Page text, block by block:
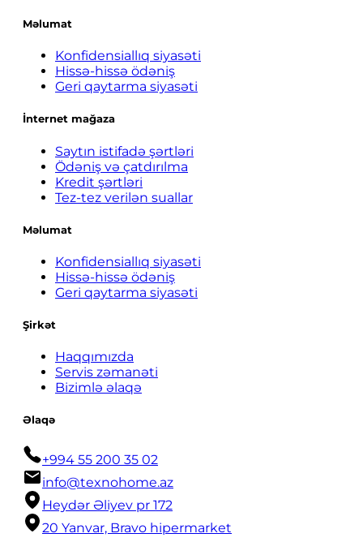
Məlumat
Konfidensiallıq siyasəti
Hissə-hissə ödəniş
Geri qaytarma siyasəti
İnternet mağaza
Saytın istifadə şərtləri
Ödəniş və çatdırılma
Kredit şərtləri
Tez-tez verilən suallar
Məlumat
Konfidensiallıq siyasəti
Hissə-hissə ödəniş
Geri qaytarma siyasəti
Şirkət
Haqqımızda
Servis zəmanəti
Bizimlə əlaqə
Əlaqə
+994 55 200 35 02
info@texnohome.az
Heydər Əliyev pr 172
20 Yanvar, Bravo hipermarket